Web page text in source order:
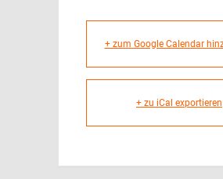
+ zum Google Calendar
+ zu iCal exportieren